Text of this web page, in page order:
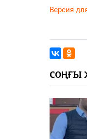
Версия
СОҢҒЫ